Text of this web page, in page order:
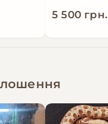
5 500 грн.